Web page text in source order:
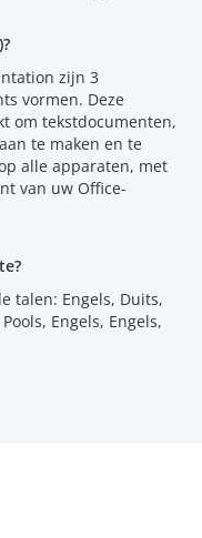
zijn 3
vormen. Deze
om tekstdocumenten,
te maken en te
alle apparaten, met
van uw Office-
talen: Engels, Duits,
Engels, Engels,